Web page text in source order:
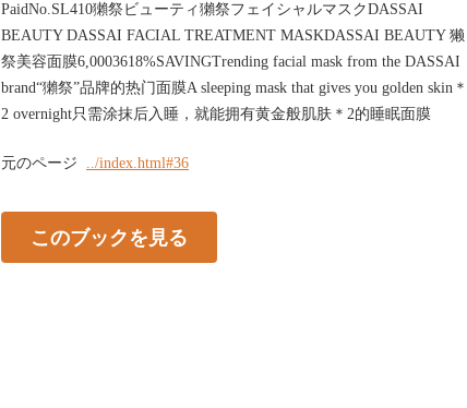
PaidNo.SL410獺祭ビューティ獺祭フェイシャルマスクDASSAI
BEAUTY DASSAI FACIAL TREATMENT MASKDASSAI BEAUTY 獭
祭美容面膜6,0003618%SAVINGTrending facial mask from the DASSAI
brand“獺祭”品牌的热门面膜A sleeping mask that gives you golden skin＊
2 overnight只需涂抹后入睡，就能拥有黄金般肌肤＊2的睡眠面膜
元のページ ../index.html#36
このブックを見る